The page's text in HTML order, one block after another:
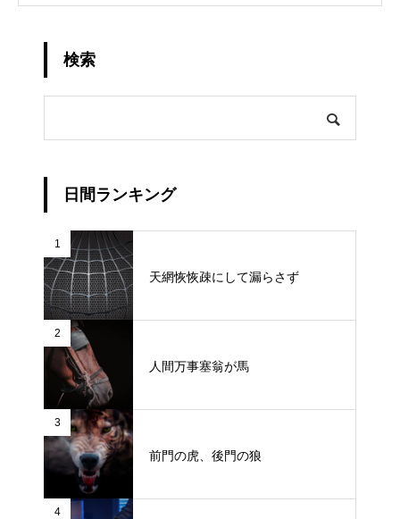
検索
日間ランキング
1
天網恢恢疎にして漏らさず
2
人間万事塞翁が馬
3
前門の虎、後門の狼
4